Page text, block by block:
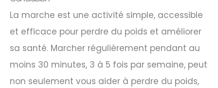
La marche est une activité simple, accessible
et efficace pour perdre du poids et améliorer
sa santé. Marcher régulièrement pendant au
moins 30 minutes, 3 à 5 fois par semaine, peut
non seulement vous aider à perdre du poids,